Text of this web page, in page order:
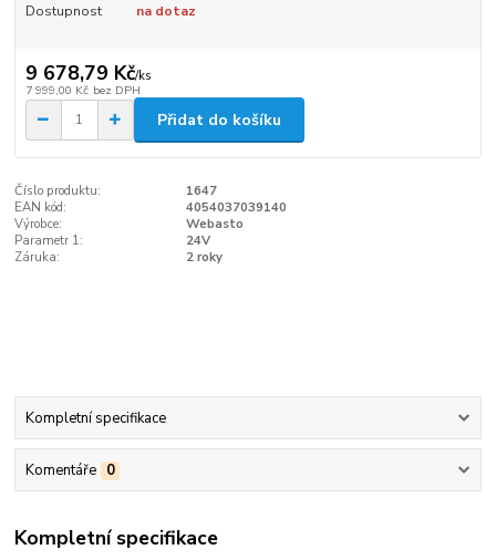
Dostupnost na dotaz
9 678,79 Kč/ks
7 999,00 Kč bez DPH
Přidat do košíku
Číslo produktu:
1647
EAN kód:
4054037039140
Výrobce:
Webasto
Parametr 1:
24V
Záruka:
2 roky
Kompletní specifikace
Komentáře 0
Kompletní specifikace